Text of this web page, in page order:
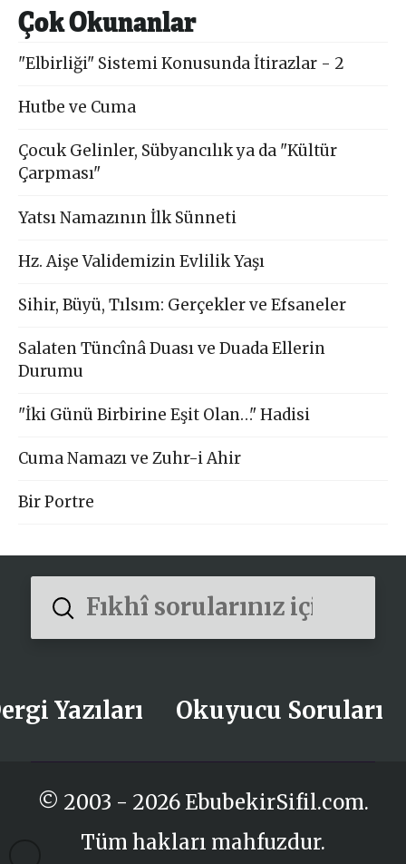
Çok Okunanlar
"Elbirliği" Sistemi Konusunda İtirazlar - 2
Hutbe ve Cuma
Çocuk Gelinler, Sübyancılık ya da "Kültür
Çarpması"
Yatsı Namazının İlk Sünneti
Hz. Aişe Validemizin Evlilik Yaşı
Sihir, Büyü, Tılsım: Gerçekler ve Efsaneler
Salaten Tüncînâ Duası ve Duada Ellerin
Durumu
"İki Günü Birbirine Eşit Olan…" Hadisi
Cuma Namazı ve Zuhr-i Ahir
Bir Portre
Search
Submit
Yazıları Okuyucu Soruları
© 2003 - 2026 EbubekirSifil.com.
Tüm hakları mahfuzdur.